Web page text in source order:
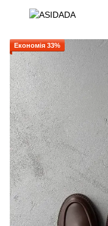
Економія 33%